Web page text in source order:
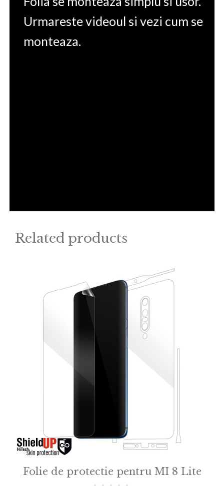
Urmareste videoul si vezi cum se
monteaza.
Related products
Folie de protectie pentru MI 8 Lite